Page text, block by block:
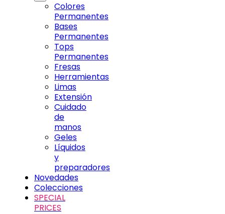
Colores
Permanentes
Bases
Permanentes
Tops
Permanentes
Fresas
Herramientas
Limas
Extensión
Cuidado
de
manos
Geles
Líquidos
y
preparadores
Novedades
Colecciones
SPECIAL
PRICES